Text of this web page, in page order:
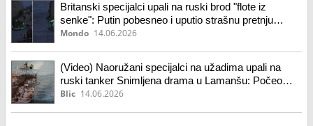
Britanski specijalci upali na ruski brod "flote iz
senke": Putin pobesneo i uputio strašnu pretnju
(video)
Mondo 14.06.2026
(Video) Naoružani specijalci na užadima upali na
ruski tanker Snimljena drama u Lamanšu: Počeo
pretres, hitno se oglasio britanski premijer
Blic 14.06.2026